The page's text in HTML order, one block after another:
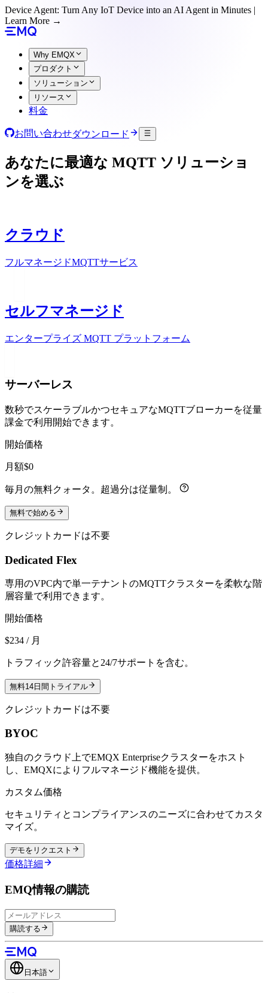
Device Agent: Turn Any IoT Device into an AI Agent in Minutes |
Learn More →
Why EMQX
プロダクト
ソリューション
リソース
料金
お問い合わせダウンロード
あなたに最適な MQTT ソリューショ
ンを選ぶ
クラウド
フルマネージドMQTTサービス
セルフマネージド
エンタープライズ MQTT プラットフォーム
サーバーレス
数秒でスケーラブルかつセキュアなMQTTブローカーを従量
課金で利用開始できます。
開始価格
月額$0
毎月の無料クォータ。超過分は従量制。
無料で始める
クレジットカードは不要
Dedicated Flex
専用のVPC内で単一テナントのMQTTクラスターを柔軟な階
層容量で利用できます。
開始価格
$234 / 月
トラフィック許容量と24/7サポートを含む。
無料14日間トライアル
クレジットカードは不要
BYOC
独自のクラウド上でEMQX Enterpriseクラスターをホスト
し、EMQXによりフルマネージド機能を提供。
カスタム価格
セキュリティとコンプライアンスのニーズに合わせてカスタ
マイズ。
デモをリクエスト
価格詳細
EMQ情報の購読
購読する
日本語